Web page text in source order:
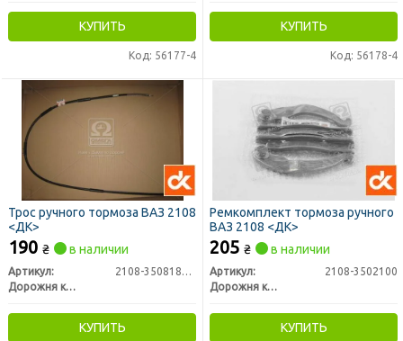
КУПИТЬ
Код: 56177-4
КУПИТЬ
Код: 56178-4
Трос ручного тормоза ВАЗ 2108
<ДК>
190 ₴ в наличии
Артикул:
2108-3508180-02
Дорожня карта
КУПИТЬ
Ремкомплект тормоза ручного
ВАЗ 2108 <ДК>
205 ₴ в наличии
Артикул:
2108-3502100
Дорожня карта
КУПИТЬ